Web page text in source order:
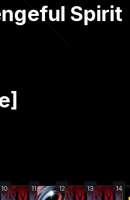
Spirit
10 11 12 13 14